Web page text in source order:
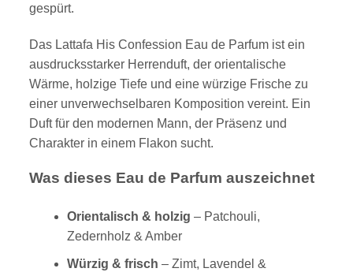
gespürt.
Das Lattafa His Confession Eau de Parfum ist ein
ausdrucksstarker Herrenduft, der orientalische
Wärme, holzige Tiefe und eine würzige Frische zu
einer unverwechselbaren Komposition vereint. Ein
Duft für den modernen Mann, der Präsenz und
Charakter in einem Flakon sucht.
Was dieses Eau de Parfum auszeichnet
Orientalisch & holzig – Patchouli,
Zedernholz & Amber
Würzig & frisch – Zimt, Lavendel &